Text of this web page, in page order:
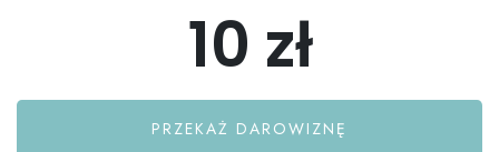
10 zł
PRZEKAŻ DAROWIZNĘ